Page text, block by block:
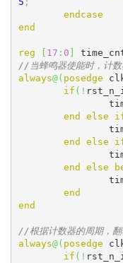
endcase
end
reg 17 : 0
//当蜂鸣器使能时，计数
always@( posedge
if ( !
end
else
end
else
end
else
end
end
//根据计数器的周期，翻
always@( posedge
if ( !